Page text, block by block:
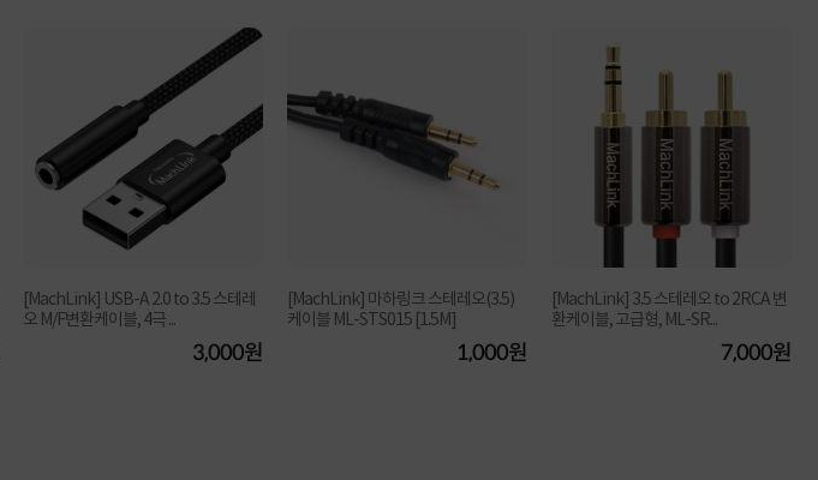
[MachLink] USB-A 2.0 to 3.5 스테레
오 M/F변환케이블, 4극 ...
3,000원
[MachLink] 마하링크 스테레오(3.5)
케이블 ML-STS015 [1.5M]
1,000원
[MachLink] 3.5 스테레오 to 2RCA 변
환케이블, 고급형, ML-SR...
7,000원